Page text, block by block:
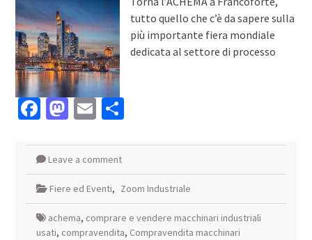
tutto quello che c’è da sapere sulla
più importante fiera mondiale
dedicata al settore di processo
Facebook
Mastodon
EmailCondividi
Leave a comment
Fiere ed Eventi, Zoom Industriale
achema, comprare e vendere macchinari industriali
usati, compravendita, Compravendita macchinari